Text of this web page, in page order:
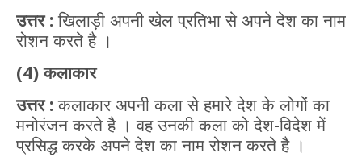
उत्तर : खिलाड़ी अपनी खेल प्रतिभा से अपने देश का नाम
रोशन करते है ।
(4) कलाकार
उत्तर :कलाकार अपनी कला से हमारे देश के लोगों का
मनोरंजन करते है । वह उनकी कला को देश-विदेश में
प्रसिद्ध करके अपने देश का नाम रोशन करते है ।